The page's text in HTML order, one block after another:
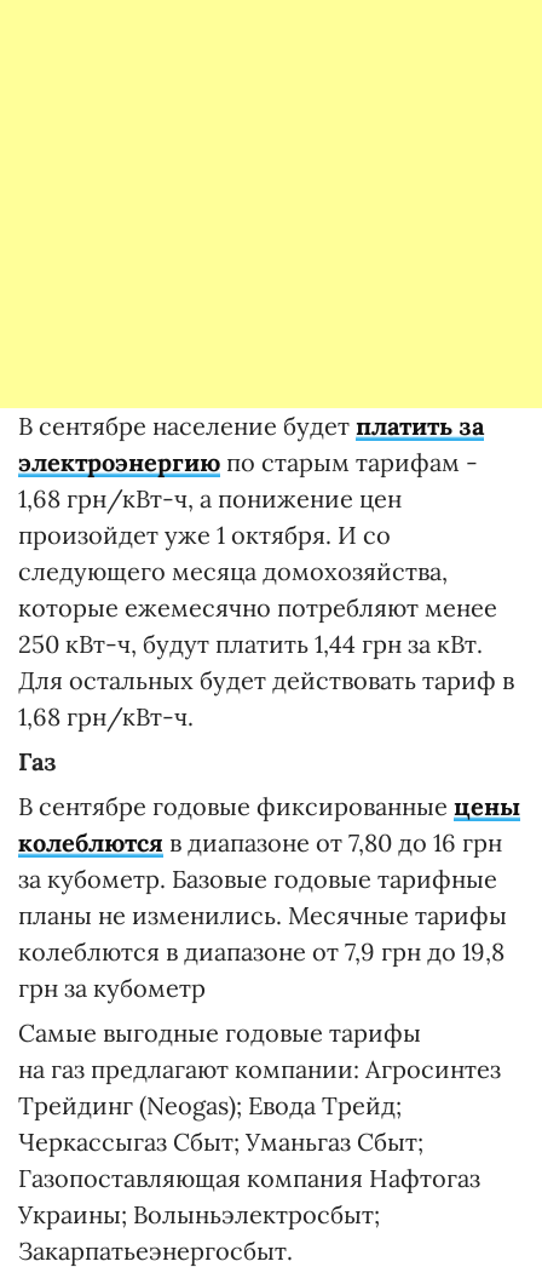
В сентябре население будет платить за
электроэнергию по старым тарифам -
1,68 грн/кВт-ч, а понижение цен
произойдет уже 1 октября. И со
следующего месяца домохозяйства,
которые ежемесячно потребляют менее
250 кВт-ч, будут платить 1,44 грн за кВт.
Для остальных будет действовать тариф в
1,68 грн/кВт-ч.
Газ
В сентябре годовые фиксированные цены
колеблются в диапазоне от 7,80 до 16 грн
за кубометр. Базовые годовые тарифные
планы не изменились. Месячные тарифы
колеблются в диапазоне от 7,9 грн до 19,8
грн за кубометр
Самые выгодные годовые тарифы
на газ предлагают компании: Агросинтез
Трейдинг (Neogas); Евода Трейд;
Черкассыгаз Сбыт; Уманьгаз Сбыт;
Газопоставляющая компания Нафтогаз
Украины; Волыньэлектросбыт;
Закарпатьеэнергосбыт.